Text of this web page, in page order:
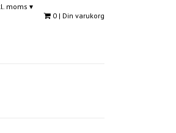
moms ▾
0 | Din varukorg